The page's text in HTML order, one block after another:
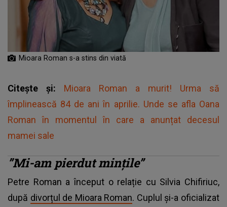
Mioara Roman s-a stins din viată
Citește și: Mioara Roman a murit! Urma să
împlinească 84 de ani în aprilie. Unde se afla Oana
Roman în momentul în care a anunțat decesul
mamei sale
”Mi-am pierdut mințile”
Petre Roman a început o relație cu Silvia Chifiriuc,
după divorțul de Mioara Roman. Cuplul și-a oficializat